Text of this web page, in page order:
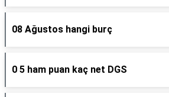
08 Ağustos hangi burç
0 5 ham puan kaç net DGS